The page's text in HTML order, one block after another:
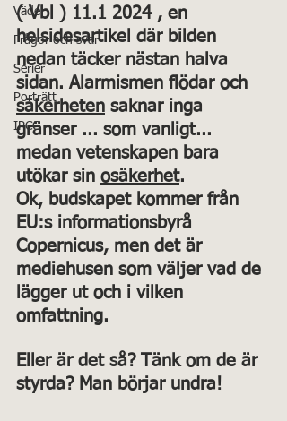
Väder
Frågor och svar
Serier
Porträtt
IPCC
( Vbl ) 11.1 2024 , en
helsidesartikel där bilden
nedan täcker nästan halva
sidan. Alarmismen flödar och
säkerheten saknar inga
gränser ... som vanligt...
medan vetenskapen bara
utökar sin osäkerhet.
Ok, budskapet kommer från
EU:s informationsbyrå
Copernicus, men det är
mediehusen som väljer vad de
lägger ut och i vilken
omfattning.
Eller är det så? Tänk om de är
styrda? Man börjar undra!